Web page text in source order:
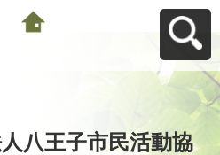
八王子市民活動協